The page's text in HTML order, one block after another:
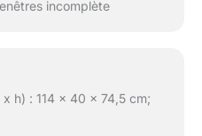
incomplète
h) : 114 x 40 x 74,5 cm;